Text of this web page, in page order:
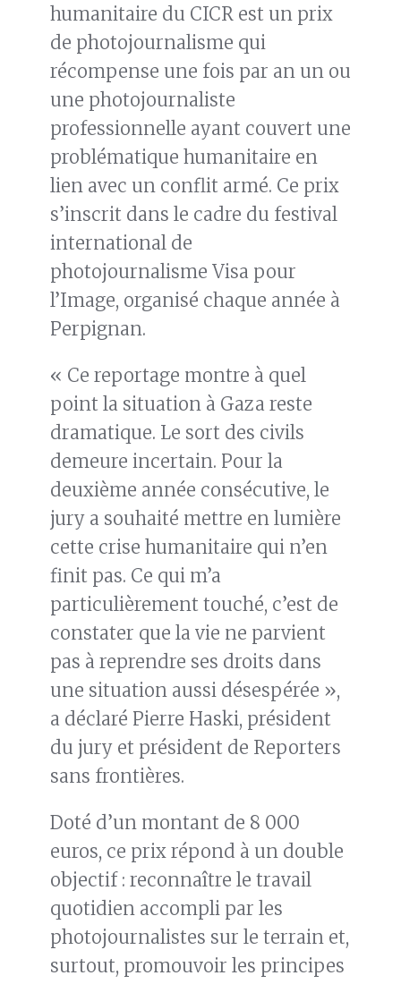
humanitaire du CICR est un prix
de photojournalisme qui
récompense une fois par an un ou
une photojournaliste
professionnelle ayant couvert une
problématique humanitaire en
lien avec un conflit armé. Ce prix
s’inscrit dans le cadre du festival
international de
photojournalisme Visa pour
l’Image, organisé chaque année à
Perpignan.
« Ce reportage montre à quel
point la situation à Gaza reste
dramatique. Le sort des civils
demeure incertain. Pour la
deuxième année consécutive, le
jury a souhaité mettre en lumière
cette crise humanitaire qui n’en
finit pas. Ce qui m’a
particulièrement touché, c’est de
constater que la vie ne parvient
pas à reprendre ses droits dans
une situation aussi désespérée »,
a déclaré Pierre Haski, président
du jury et président de Reporters
sans frontières.
Doté d’un montant de 8 000
euros, ce prix répond à un double
objectif : reconnaître le travail
quotidien accompli par les
photojournalistes sur le terrain et,
surtout, promouvoir les principes